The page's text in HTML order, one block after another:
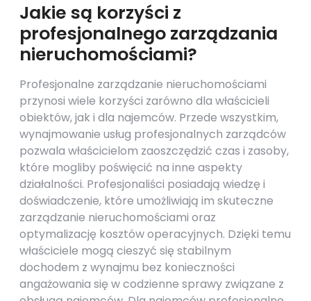
Jakie są korzyści z
profesjonalnego zarządzania
nieruchomościami?
Profesjonalne zarządzanie nieruchomościami
przynosi wiele korzyści zarówno dla właścicieli
obiektów, jak i dla najemców. Przede wszystkim,
wynajmowanie usług profesjonalnych zarządców
pozwala właścicielom zaoszczędzić czas i zasoby,
które mogliby poświęcić na inne aspekty
działalności. Profesjonaliści posiadają wiedzę i
doświadczenie, które umożliwiają im skuteczne
zarządzanie nieruchomościami oraz
optymalizację kosztów operacyjnych. Dzięki temu
właściciele mogą cieszyć się stabilnym
dochodem z wynajmu bez konieczności
angażowania się w codzienne sprawy związane z